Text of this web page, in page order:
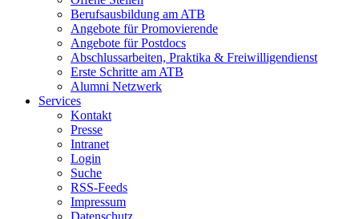
Berufsausbildung am ATB
Angebote für Promovierende
Angebote für Postdocs
Abschlussarbeiten, Praktika & Freiwilligendienst
Erste Schritte am ATB
Alumni Netzwerk
Services
Kontakt
Presse
Intranet
Login
Suche
RSS-Feeds
Impressum
Datenschutz